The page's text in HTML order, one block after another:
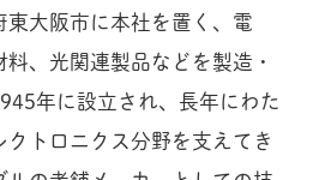
東大阪市に本社を置く、電
、光関連製品などを製造・
年に設立され、長年にわた
クトロニクス分野を支えてき